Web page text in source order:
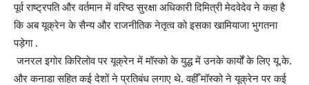
पूर्व राष्ट्रपति और वर्तमान में वरिष्ठ सुरक्षा अधिकारी दिमित्री मेदवेदेव ने कहा है
कि अब यूक्रेन के सैन्य और राजनीतिक नेतृत्व को इसका खामियाजा भुगतना
पड़ेगा .
जनरल इगोर किरिलोव पर यूक्रेन में मॉस्को के युद्ध में उनके कार्यों के लिए यू.के.
और कनाडा सहित कई देशों ने प्रतिबंध लगाए थे. वहीँ मॉस्को ने यूक्रेन पर कई